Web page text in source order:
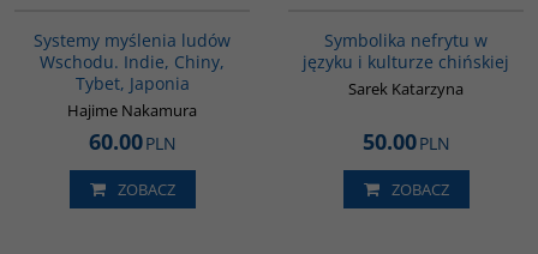
Systemy myślenia ludów
Wschodu. Indie, Chiny,
Tybet, Japonia
Hajime Nakamura
60.00PLN
ZOBACZ
Symbolika nefrytu w
języku i kulturze chińskiej
Sarek Katarzyna
50.00PLN
ZOBACZ